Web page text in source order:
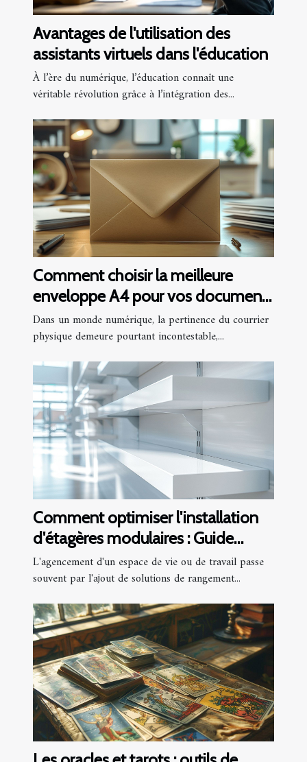
Avantages de l'utilisation des
assistants virtuels dans l'éducation
À l’ère du numérique, l’éducation connaît une
véritable révolution grâce à l’intégration des...
Comment choisir la meilleure
enveloppe A4 pour vos documents
importants
Dans un monde numérique, la pertinence du courrier
physique demeure pourtant incontestable,...
Comment optimiser l'installation
d'étagères modulaires : Guide
complet
L'agencement d'un espace de vie ou de travail passe
souvent par l'ajout de solutions de rangement...